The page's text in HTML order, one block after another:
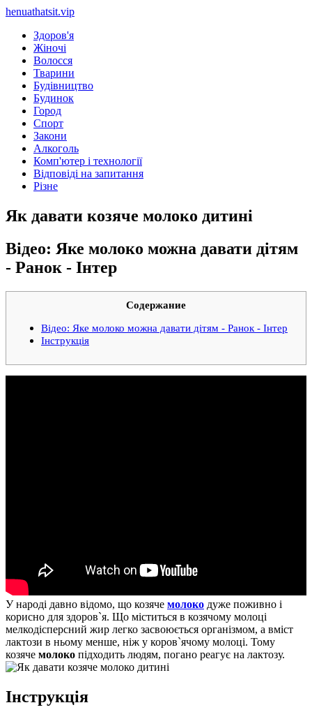
henuathatsit.vip
Здоров'я
Жіночі
Волосся
Тварини
Будівництво
Будинок
Город
Спорт
Закони
Алкоголь
Комп'ютер і технології
Відповіді на запитання
Різне
Як давати козяче молоко дитині
Відео: Яке молоко можна давати дітям
- Ранок - Інтер
Содержание
Відео: Яке молоко можна давати дітям - Ранок - Інтер
Інструкція
У народі давно відомо, що козяче молоко дуже поживно і
корисно для здоров`я. Що міститься в козячому молоці
мелкодісперсний жир легко засвоюється організмом, а вміст
лактози в ньому менше, ніж у коров`ячому молоці. Тому
козяче молоко підходить людям, погано реагує на лактозу.
Інструкція